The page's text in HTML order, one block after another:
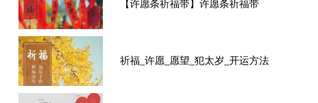
【许愿条祈福带】许愿条祈福带
祈福_许愿_愿望_犯太岁_开运方法